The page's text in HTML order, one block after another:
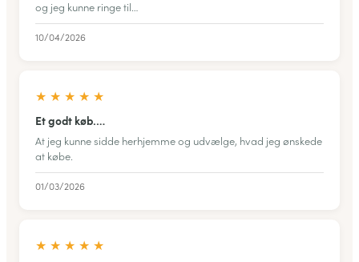
og jeg kunne ringe til…
10/04/2026
★ ★ ★ ★ ★
Et godt køb.…
At jeg kunne sidde herhjemme og udvælge, hvad jeg ønskede
at købe.
01/03/2026
★ ★ ★ ★ ★